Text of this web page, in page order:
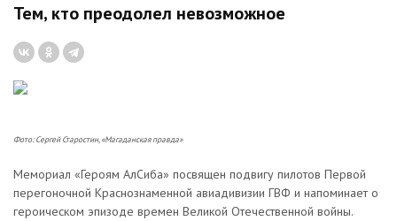
Тем, кто преодолел невозможное
Фото: Сергей Старостин, «Магаданская правда»
Мемориал «Героям АлСиба» посвящен подвигу пилотов Первой
перегоночной Краснознаменной авиадивизии ГВФ и напоминает о
героическом эпизоде времен Великой Отечественной войны.